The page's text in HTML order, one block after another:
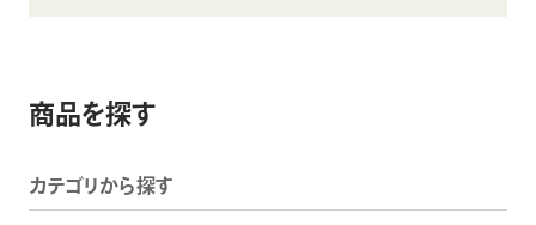
アスリート仕様のあなた専用プロテイン
パーソナライズプロテイン
VitaNote FOR: Protein
パーソナライズ栄養食
商品を探す
カテゴリから探す